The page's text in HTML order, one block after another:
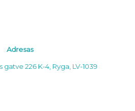
Adresas
gatve 226 K-4, Ryga, LV-1039